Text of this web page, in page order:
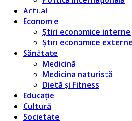
Actual
Economie
Știri economice interne
Știri economice externe
Sănătate
Medicină
Medicina naturistă
Dietă și Fitness
Educație
Cultură
Societate